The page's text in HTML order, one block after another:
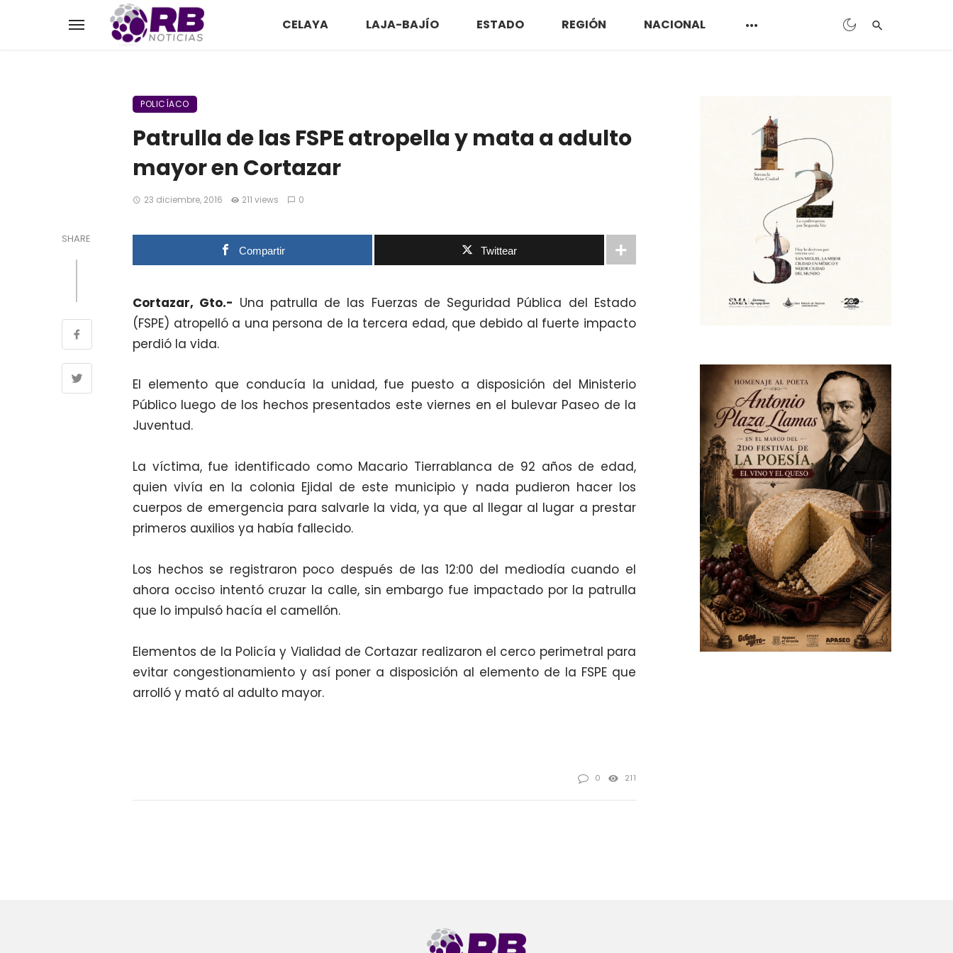
CELAYA LAJA-BAJÍO ESTADO REGIÓN NACIONAL
POLICÍACO
Patrulla de las FSPE atropella y mata a adulto
mayor en Cortazar
23 diciembre, 2016 211 views 0
SHARE
Compartir Twittear
Cortazar, Gto.- Una patrulla de las Fuerzas de Seguridad Pública del Estado
(FSPE) atropelló a una persona de la tercera edad, que debido al fuerte impacto
perdió la vida.
El elemento que conducía la unidad, fue puesto a disposición del Ministerio
Público luego de los hechos presentados este viernes en el bulevar Paseo de la
Juventud.
La víctima, fue identificado como Macario Tierrablanca de 92 años de edad,
quien vivía en la colonia Ejidal de este municipio y nada pudieron hacer los
cuerpos de emergencia para salvarle la vida, ya que al llegar al lugar a prestar
primeros auxilios ya había fallecido.
Los hechos se registraron poco después de las 12:00 del mediodía cuando el
ahora occiso intentó cruzar la calle, sin embargo fue impactado por la patrulla
que lo impulsó hacía el camellón.
Elementos de la Policía y Vialidad de Cortazar realizaron el cerco perimetral para
evitar congestionamiento y así poner a disposición al elemento de la FSPE que
arrolló y mató al adulto mayor.
0 211